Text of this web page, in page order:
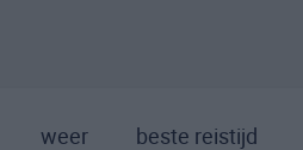
weer beste reistijd